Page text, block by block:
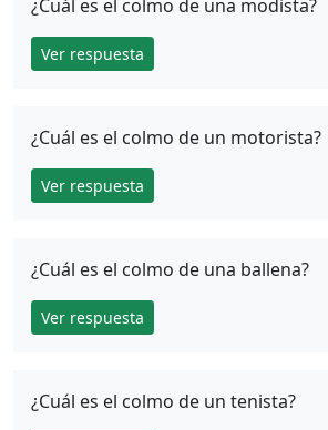
¿Cuál es el colmo de una modista?
Ver respuesta
¿Cuál es el colmo de un motorista?
Ver respuesta
¿Cuál es el colmo de una ballena?
Ver respuesta
¿Cuál es el colmo de un tenista?